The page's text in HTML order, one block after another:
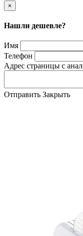
×
Нашли дешевле?
Имя
Телефон
Адрес страницы с
Отправить Закрыть